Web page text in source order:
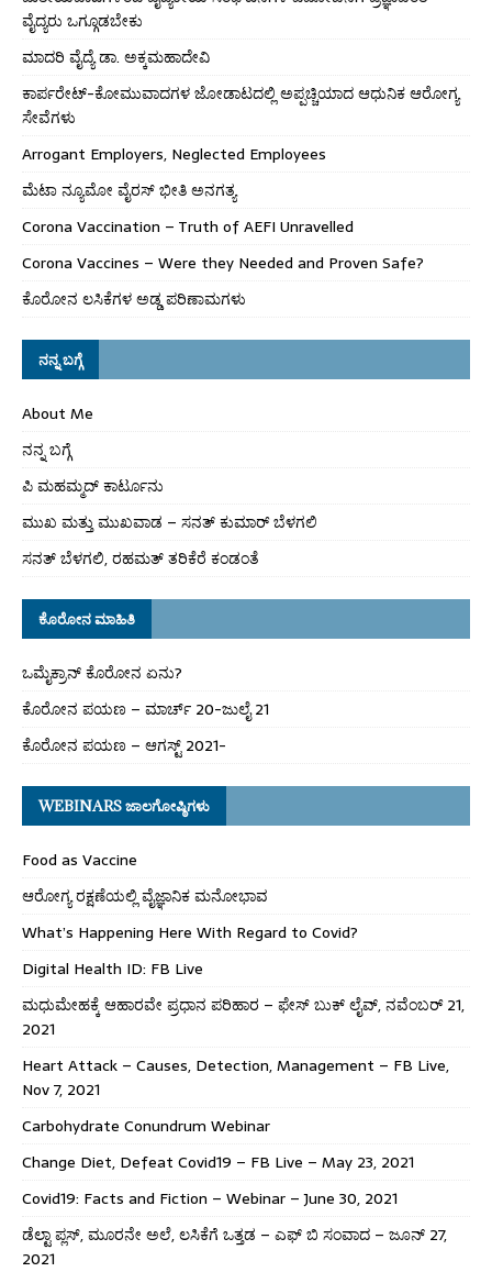
ವೈದ್ಯರು ಒಗ್ಗೂಡಬೇಕು
ಮಾದರಿ ವೈದ್ಯೆ ಡಾ. ಅಕ್ಕಮಹಾದೇವಿ
ಕಾರ್ಪರೇಟ್-ಕೋಮುವಾದಗಳ ಜೋಡಾಟದಲ್ಲಿ ಅಪ್ಪಚ್ಚಿಯಾದ ಆಧುನಿಕ ಆರೋಗ್ಯ
ಸೇವೆಗಳು
Arrogant Employers, Neglected Employees
ಮೆಟಾ ನ್ಯೂಮೋ ವೈರಸ್ ಭೀತಿ ಅನಗತ್ಯ
Corona Vaccination – Truth of AEFI Unravelled
Corona Vaccines – Were they Needed and Proven Safe?
ಕೊರೋನ ಲಸಿಕೆಗಳ ಅಡ್ಡ ಪರಿಣಾಮಗಳು
ನನ್ನ ಬಗ್ಗೆ
About Me
ನನ್ನ ಬಗ್ಗೆ
ಪಿ ಮಹಮ್ಮದ್ ಕಾರ್ಟೂನು
ಮುಖ ಮತ್ತು ಮುಖವಾಡ – ಸನತ್ ಕುಮಾರ್ ಬೆಳಗಲಿ
ಸನತ್ ಬೆಳಗಲಿ, ರಹಮತ್ ತರಿಕೆರೆ ಕಂಡಂತೆ
ಕೊರೋನ ಮಾಹಿತಿ
ಒಮೈಕ್ರಾನ್ ಕೊರೋನ ಏನು?
ಕೊರೋನ ಪಯಣ – ಮಾರ್ಚ್ 20-ಜುಲೈ 21
ಕೊರೋನ ಪಯಣ – ಆಗಸ್ಟ್ 2021-
WEBINARS ಜಾಲಗೋಷ್ಠಿಗಳು
Food as Vaccine
ಆರೋಗ್ಯ ರಕ್ಷಣೆಯಲ್ಲಿ ವೈಜ್ಞಾನಿಕ ಮನೋಭಾವ
What’s Happening Here With Regard to Covid?
Digital Health ID: FB Live
ಮಧುಮೇಹಕ್ಕೆ ಆಹಾರವೇ ಪ್ರಧಾನ ಪರಿಹಾರ – ಫೇಸ್ ಬುಕ್ ಲೈವ್, ನವೆಂಬರ್ 21,
2021
Heart Attack – Causes, Detection, Management – FB Live,
Nov 7, 2021
Carbohydrate Conundrum Webinar
Change Diet, Defeat Covid19 – FB Live – May 23, 2021
Covid19: Facts and Fiction – Webinar – June 30, 2021
ಡೆಲ್ಟಾ ಪ್ಲಸ್, ಮೂರನೇ ಅಲೆ, ಲಸಿಕೆಗೆ ಒತ್ತಡ – ಎಫ್ ಬಿ ಸಂವಾದ – ಜೂನ್ 27,
2021